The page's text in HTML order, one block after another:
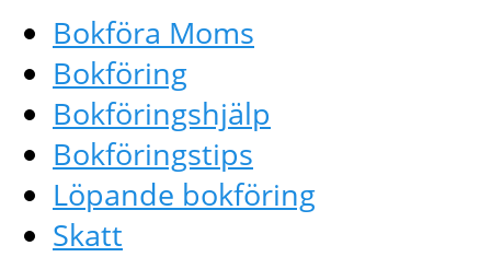
Bokföra Moms
Bokföring
Bokföringshjälp
Bokföringstips
Löpande bokföring
Skatt